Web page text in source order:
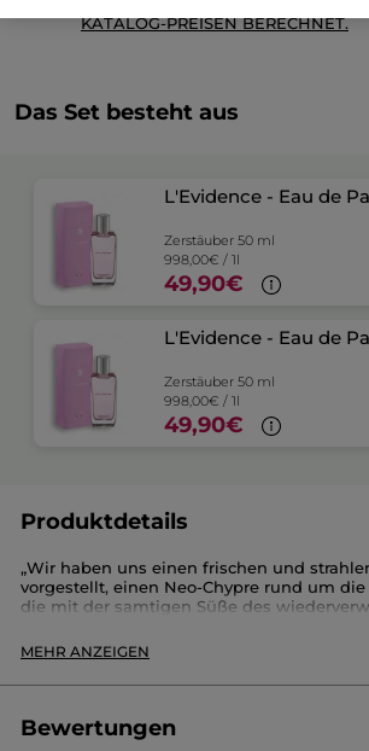
KATALOG-PREISEN BERECHNET.
Das Set besteht aus
L'Evidence - Eau de
Zerstäuber 50 ml
998,00€ / 1l
49,90€
L'Evidence - Eau de
Zerstäuber 50 ml
998,00€ / 1l
49,90€
Produktdetails
„Wir haben uns einen frischen und
vorgestellt, einen Neo-Chypre rund um
die mit der samtigen Süße des
wohltuenden Patschuli-Basisnote umhüllt
positive und zuversichtliche Frau."
-Intensität: ausgewogen
MEHR ANZEIGEN
Bewertungen